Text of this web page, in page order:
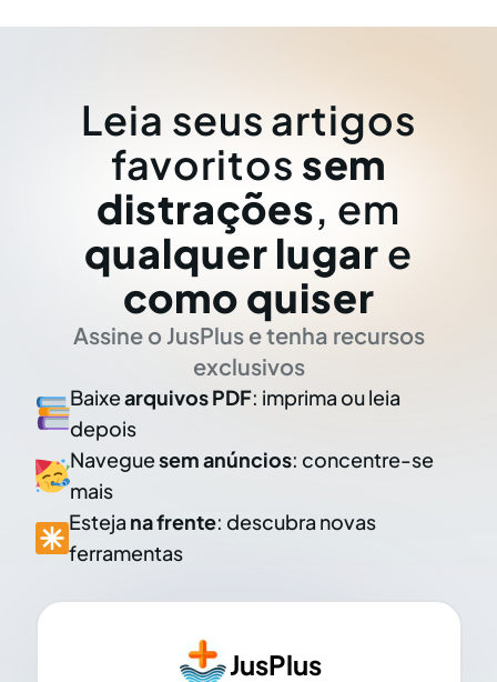
Leia seus artigos
favoritos sem
distrações, em
qualquer lugar e
como quiser
Assine o JusPlus e tenha recursos
exclusivos
Baixearquivos PDF: imprima ou leia
depois
Naveguesem anúncios: concentre-se
mais
Esteja na frente: descubra novas
ferramentas
JusPlus